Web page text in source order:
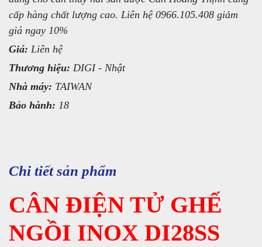
cấp hàng chất lượng cao. Liên hệ 0966.105.408 giảm
giá ngay 10%
Giá: Liên hệ
Thương hiệu: DIGI - Nhật
Nhà máy: TAIWAN
Bảo hành: 18
Chi tiết sản phẩm
CÂN ĐIỆN TỬ GHẾ
NGỒI INOX DI28SS